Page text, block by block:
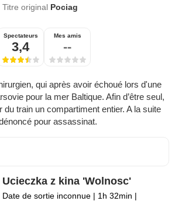
Titre original Pociag
Spectateurs
3,4
Mes amis
--
qui après avoir échoué lors d'une
pour la mer Baltique. Afin d’être seul,
du train un compartiment entier. A la suite
pour assassinat.
Ucieczka z kina 'Wolnosc'
Date de sortie inconnue | 1h 32min |